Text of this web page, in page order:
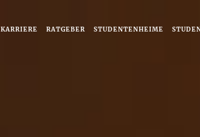
KARRIERE RATGEBER STUDENTENHEIME